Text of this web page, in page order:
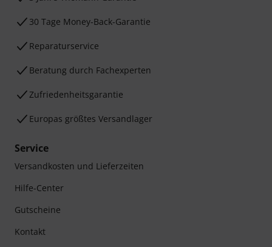
30 Tage Money-Back-Garantie
Reparaturservice
Beratung durch Fachexperten
Zufriedenheitsgarantie
Europas größtes Versandlager
Service
Versandkosten und Lieferzeiten
Hilfe-Center
Gutscheine
Kontakt